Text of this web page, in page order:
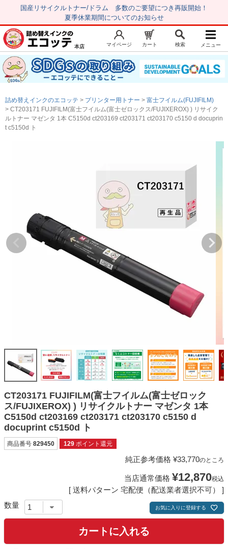
国産リサイクルトナー/ドラム 多数のご要望につき再販開始！
夏季休業期間についてのお知らせ
新規会員登録 マイページ
トップページ お気に入り
注文履歴 レビュー履歴
はじめての方へ
ブラザーインク
詰め替えインク
互換インクボトル
互換インクカートリッジ
ご利用ガイド
よくある質問
お問い合わせ
会員専用商品
説明書ダウンロード
本店 マイページ カート 検索 メニュー
詰め替えインクのエコッテ プリンター用トナー
富士フイルム(FUJIFILM)
CT203171 FUJIFILM(富士フイルム(富士ゼロックス/FUJIXEROX) ) リサイク
ルトナー マゼンタ 1本 C5150d ct203169 ct203171 ct203170 c5150 d docuprin
t c5150d ト
CT203171 FUJIFILM(富士フイルム(富士ゼロック
ス/FUJIXEROX) ) リサイクルトナー マゼンタ 1本
C5150d ct203169 ct203171 ct203170 c5150 d
docuprint c5150d ト
商品番号 829450 129 ポイント還元
純正参考価格 ¥33,770のところ
当店通常価格 ¥12,870税込
送料パターン 宅配便（配送業者選択不可）
お気に入りに登録する
カートに入れる